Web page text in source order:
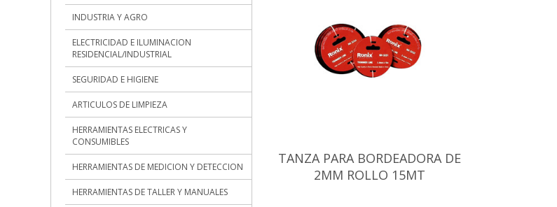
TANZA PARA BORDEADORA DE
2MM ROLLO 15MT
INDUSTRIA Y AGRO
ELECTRICIDAD E ILUMINACION
RESIDENCIAL/INDUSTRIAL
SEGURIDAD E HIGIENE
ARTICULOS DE LIMPIEZA
HERRAMIENTAS ELECTRICAS Y
CONSUMIBLES
HERRAMIENTAS DE MEDICION Y DETECCION
HERRAMIENTAS DE TALLER Y MANUALES